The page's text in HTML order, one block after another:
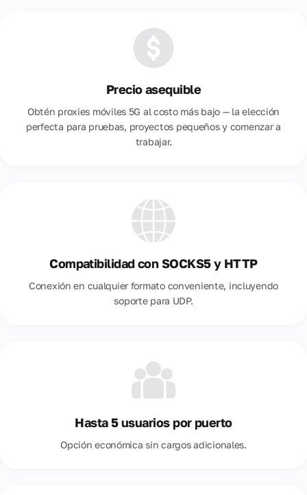
Precio asequible
Obtén proxies móviles 5G al costo más bajo — la elección
perfecta para pruebas, proyectos pequeños y comenzar a
trabajar.
Compatibilidad con SOCKS5 y HTTP
Conexión en cualquier formato conveniente, incluyendo
soporte para UDP.
Hasta 5 usuarios por puerto
Opción económica sin cargos adicionales.